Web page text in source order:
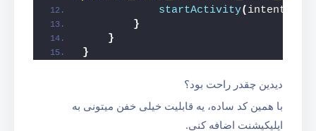
startActivity( intent
}
}
}
دیدین چقدر راحت بود؟
با همین کد ساده، یه قابلیت خیلی خفن میتونی به
اپلیکیشنت اضافه کنی.